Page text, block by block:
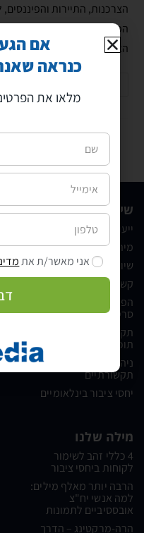
הצרכנות, התיירות
המלווה בחדירה מסיבית של
האתגר של משיכת תשומת לב
שירותים
ייעוץ תקשורתי
מיתוג מעסיק
שיווק דיגיטלי לעסקים
קשרי משפיענים
הפקת סרטונים, הפקת
סרטי תדמית ותוכן וידאו
תקשורת שיווקית וניהול
תוכן מותגי
ניהול משברים
תקשורתיים
יחסי ציבור בינלאומיים
מילה שלנו
4 כללי זהב לשימור
לקוחות ביחסי ציבור
הרבה יותר מאלף מילים:
למה אנשי יח"צ
אובססיביים לתמונות
הרה-מרקטינג – הדרך
אם
כנראה
מלאו את
אני מאשר/ת את